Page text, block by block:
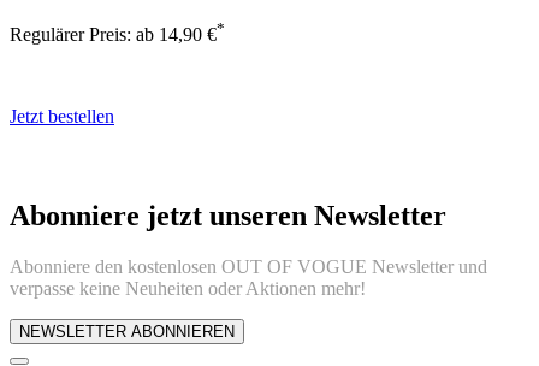
Regulärer Preis: ab 14,90 €*
Jetzt bestellen
Abonniere jetzt unseren Newsletter
Abonniere den kostenlosen OUT OF VOGUE Newsletter und
verpasse keine Neuheiten oder Aktionen mehr!
NEWSLETTER ABONNIEREN